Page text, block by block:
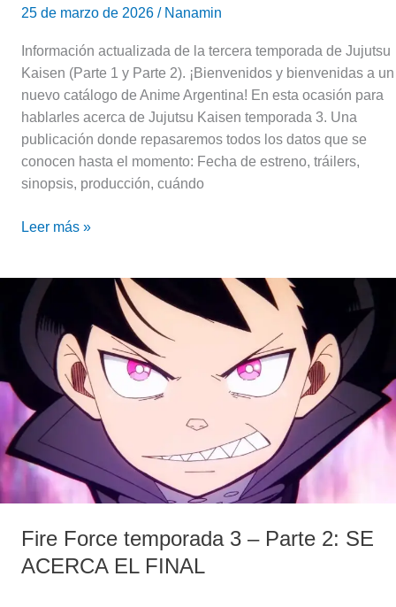
25 de marzo de 2026 / Nanamin
Información actualizada de la tercera temporada de Jujutsu
Kaisen (Parte 1 y Parte 2). ¡Bienvenidos y bienvenidas a un
nuevo catálogo de Anime Argentina! En esta ocasión para
hablarles acerca de Jujutsu Kaisen temporada 3. Una
publicación donde repasaremos todos los datos que se
conocen hasta el momento: Fecha de estreno, tráilers,
sinopsis, producción, cuándo
hasta
Leer más »
Fire Force temporada 3 – Parte 2: SE
ACERCA EL FINAL
Fire
Force
temporada
3
Parte
2:
SE
ACERCA